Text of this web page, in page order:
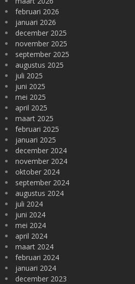
februari 2026
januari 2026
december 2025
november 2025
september 2025
augustus 2025
juli 2025
juni 2025
mei 2025
april 2025
maart 2025
februari 2025
januari 2025
december 2024
november 2024
oktober 2024
september 2024
augustus 2024
juli 2024
juni 2024
mei 2024
april 2024
maart 2024
februari 2024
januari 2024
december 2023